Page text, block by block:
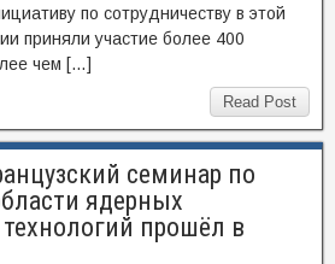
по сотрудничеству в этой
приняли участие более 400
чем […]
Read Post
семинар по
ядерных
технологий прошёл в